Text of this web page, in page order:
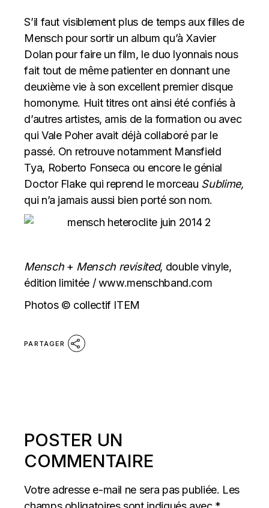
S’il faut visiblement plus de temps aux filles de
Mensch pour sortir un album qu’à Xavier
Dolan pour faire un film, le duo lyonnais nous
fait tout de même patienter en donnant une
deuxième vie à son excellent premier disque
homonyme. Huit titres ont ainsi été confiés à
d’autres artistes, amis de la formation ou avec
qui Vale Poher avait déjà collaboré par le
passé. On retrouve notamment Mansfield
Tya, Roberto Fonseca ou encore le génial
Doctor Flake qui reprend le morceau Sublime,
qui n’a jamais aussi bien porté son nom.
Mensch+ Mensch revisited, double vinyle,
édition limitée /www.menschband.com
Photos © collectif ITEM
PARTAGER
POSTER UN
COMMENTAIRE
Votre adresse e-mail ne sera pas publiée. Les